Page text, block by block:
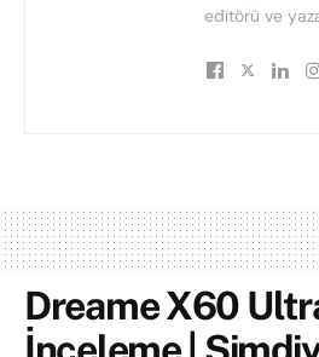
editörü ve
Dreame X60